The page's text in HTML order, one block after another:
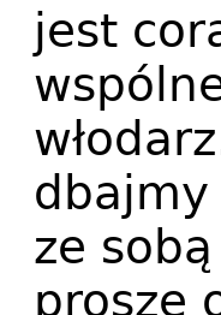
jest
dbajmy
ze
proszę